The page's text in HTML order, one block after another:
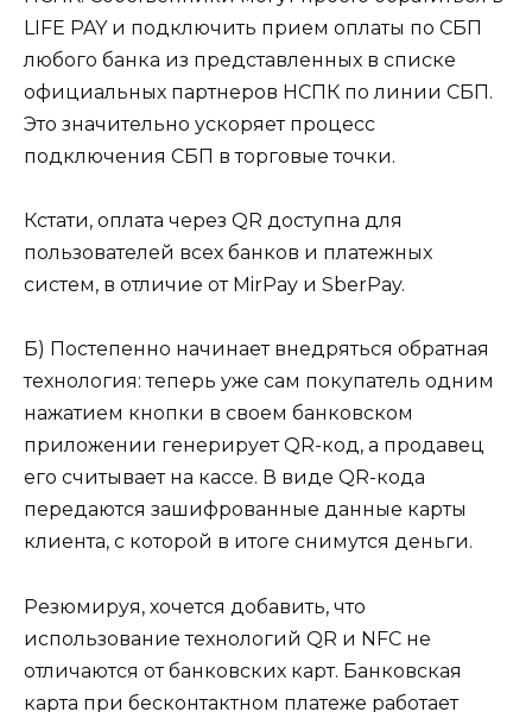
LIFE PAY и подключить прием оплаты по СБП
любого банка из представленных в списке
официальных партнеров НСПК по линии СБП.
Это значительно ускоряет процесс
подключения СБП в торговые точки.
Кстати, оплата через QR доступна для
пользователей всех банков и платежных
систем, в отличие от MirPay и SberPay.
Б) Постепенно начинает внедряться обратная
технология: теперь уже сам покупатель одним
нажатием кнопки в своем банковском
приложении генерирует QR-код, а продавец
его считывает на кассе. В виде QR-кода
передаются зашифрованные данные карты
клиента, с которой в итоге снимутся деньги.
Резюмируя, хочется добавить, что
использование технологий QR и NFC не
отличаются от банковских карт. Банковская
карта при бесконтактном платеже работает